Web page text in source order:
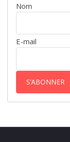
Nom
E-mail